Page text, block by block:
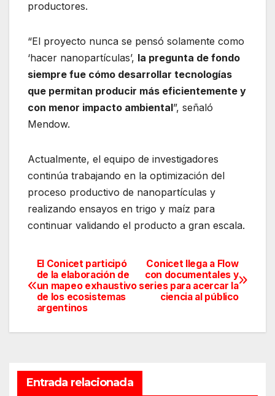
productores.
“El proyecto nunca se pensó solamente como
‘hacer nanopartículas’, la pregunta de fondo
siempre fue cómo desarrollar tecnologías
que permitan producir más eficientemente y
con menor impacto ambiental”, señaló
Mendow.
Actualmente, el equipo de investigadores
continúa trabajando en la optimización del
proceso productivo de nanopartículas y
realizando ensayos en trigo y maíz para
continuar validando el producto a gran escala.
Navegación
de
entradas
Conicet llega a Flow
con documentales y
series para acercar la
ciencia al público
El Conicet participó
de la elaboración de
un mapeo exhaustivo
de los ecosistemas
argentinos
Entrada relacionada